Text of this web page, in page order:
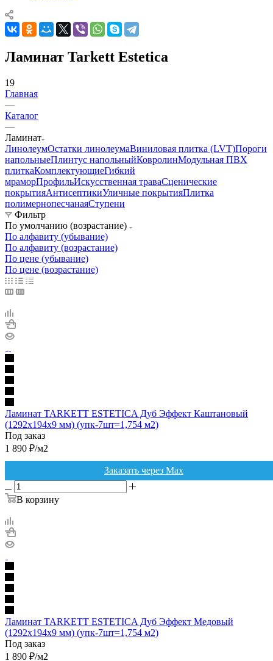
Ламинат Tarkett Estetica
19
Главная
—
Каталог
—
Ламинат
ЛинолеумОстатки линолеумаВиниловая плитка (LVT)Пороги
напольныеПлинтус напольныйКовролинМодульная ПВХ
плиткаКомплектующиеГибкий
мраморПрофильИскусственная траваСценические
покрытияАнтисептикиУличные покрытияПлитка
полимернопесчанаяСтупени
Фильтр
По умолчанию (возрастание)
По алфавиту (убывание)
По алфавиту (возрастание)
По цене (убывание)
По цене (возрастание)
Ламинат TARKETT ESTETICA Дуб Эффект Каштановый
(1292х194х9 мм) (упк-7шт=1,754 м2)
Под заказ
1 890 ₽/м2
Заказать через Max
В корзину
Ламинат TARKETT ESTETICA Дуб Эффект Медовый
(1292х194х9 мм) (упк-7шт=1,754 м2)
Под заказ
1 890 ₽/м2